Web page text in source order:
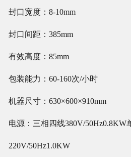
封口宽度：8-10mm
封口间距：385mm
有效高度：85mm
包装能力：60-160次/小时
机器尺寸：630×600×910mm
电源：三相四线380V/50Hz0.8KW
220V/50Hz1.0KW